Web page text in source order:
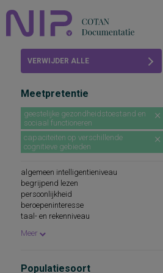
Abonneren
FAQ
VERWIJDER ALLE
Meetpretentie
geestelijke gezondheidstoestand en
sociaal functioneren
capaciteiten op verschillende
cognitieve gebieden
algemeen intelligentieniveau
begrijpend lezen
persoonlijkheid
beroepeninteresse
taal- en rekenniveau
spellingsvaardigheid
persoonlijkheidseigenschappen
Meer
Populatiesoort